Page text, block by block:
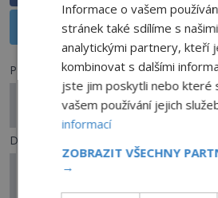
Sdílet na X
Předchozí článek
Londýnské adresy hrůzy:
stopách zločinu?
Další článek
Harry Houdini: Kouzelník,
Informace o vašem
stránek také sdílíme s
analytickými partnery, kteří
kombinovat s dalšími
jste jim poskytli nebo které
vašem používání jejich
informací
ZOBRAZIT VŠECHNY
→